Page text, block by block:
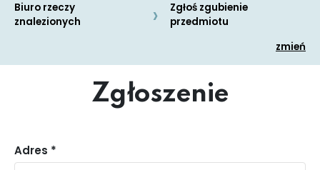
Biuro rzeczy
znalezionych
Zgłoś zgubienie
przedmiotu
zmień
Drogi
miejska
Zgłoszenie
Adres *